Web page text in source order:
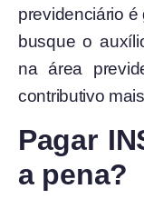
previdenciário
busque o
na área
contributivo
Pagar
a pena?